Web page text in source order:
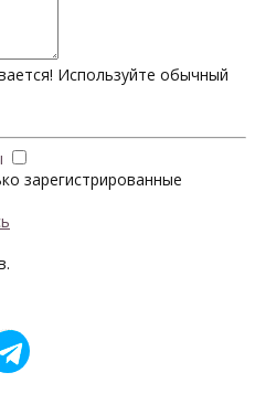
Используйте обычный
зарегистрированные